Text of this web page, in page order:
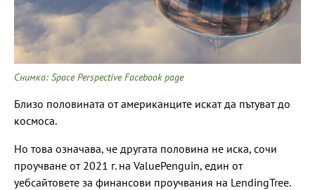
Снимка: Space Perspective Facebook page
Близо половината от американците искат да пътуват до
космоса.
Но това означава, че другата половина не иска, сочи
проучване от 2021 г. на ValuePenguin, един от
уебсайтовете за финансови проучвания на LendingTree.